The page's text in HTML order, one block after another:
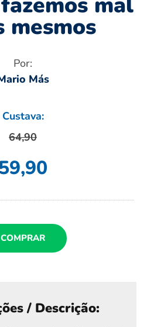
mesmos
Por:
Más
Custava:
64,90
59,90
COMPRAR
/ Descrição: